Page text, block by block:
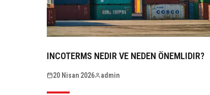
INCOTERMS NEDIR VE NEDEN ÖNEMLIDIR?
20 Nisan 2026 admin